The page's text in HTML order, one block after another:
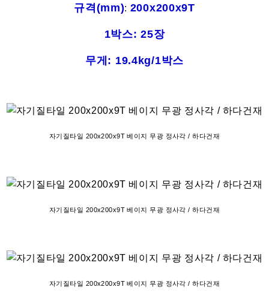
규격(mm): 200x200x9T
1박스: 25장
무게: 19.4kg/1박스
자기질타일 200x200x9T 베이지 무광 정사각 / 하다건재
자기질타일 200x200x9T 베이지 무광 정사각 / 하다건재
자기질타일 200x200x9T 베이지 무광 정사각 / 하다건재